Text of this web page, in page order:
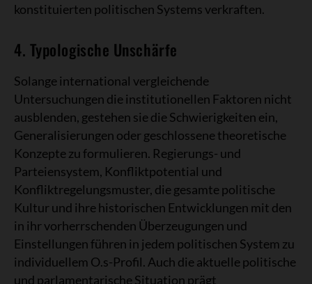
konstituierten politischen Systems verkraften.
4. Typologische Unschärfe
Solange international vergleichende
Untersuchungen die institutionellen Faktoren nicht
ausblenden, gestehen sie die Schwierigkeiten ein,
Generalisierungen oder geschlossene theoretische
Konzepte zu formulieren. Regierungs- und
Parteiensystem, Konfliktpotential und
Konfliktregelungsmuster, die gesamte politische
Kultur und ihre historischen Entwicklungen mit den
in ihr vorherrschenden Überzeugungen und
Einstellungen führen in jedem politischen System zu
individuellem O.s-Profil. Auch die aktuelle politische
und parlamentarische Situation prägt